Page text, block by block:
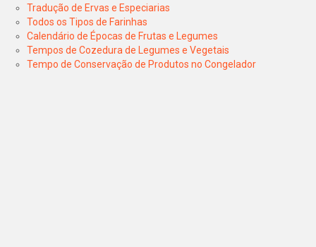
Tradução de Ervas e Especiarias
Todos os Tipos de Farinhas
Calendário de Épocas de Frutas e Legumes
Tempos de Cozedura de Legumes e Vegetais
Tempo de Conservação de Produtos no Congelador